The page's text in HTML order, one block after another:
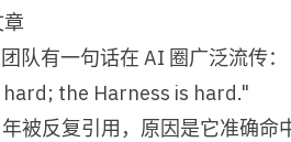
队有一句话在 AI 圈广泛流传：
the Harness is hard."
被反复引用，原因是它准确